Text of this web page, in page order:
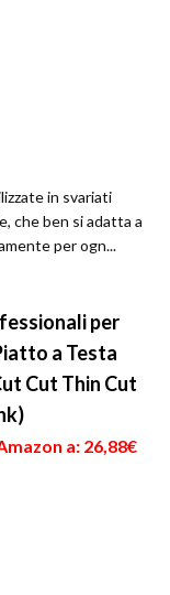
in svariati
che ben si adatta a
per ogn...
per
a Testa
Cut Thin Cut
a: 26,88€